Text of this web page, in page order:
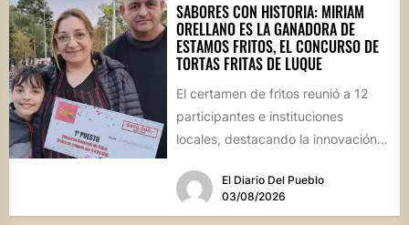
SABORES CON HISTORIA: MIRIAM
ORELLANO ES LA GANADORA DE
ESTAMOS FRITOS, EL CONCURSO DE
TORTAS FRITAS DE LUQUE
El certamen de fritos reunió a 12
participantes e instituciones
locales, destacando la innovación
El Diario Del Pueblo
03/08/2026